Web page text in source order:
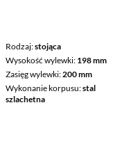
Rodzaj stojąca
Wysokość wylewki 198 mm
Zasięg wylewki 200 mm
Wykonanie korpusu stal
szlachetna